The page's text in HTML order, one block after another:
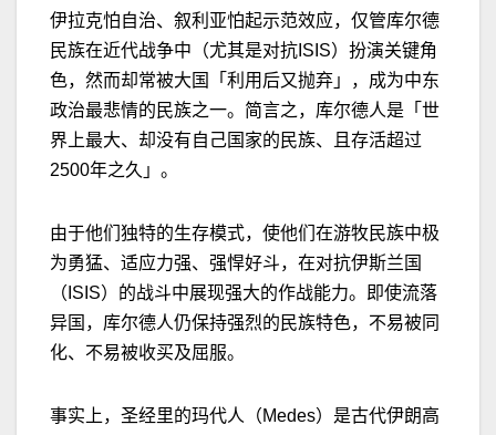
伊拉克怕自治、叙利亚怕起示范效应，仅管库尔德
民族在近代战争中（尤其是对抗 ISIS）扮演关键角
色，然而却常被大国「利用后又抛弃」，成为中东
政治最悲情的民族之一。简言之，库尔德人是「世
界上最大、却没有自己国家的民族、且存活超过
2500年之久」。
由于他们独特的生存模式，使他们在游牧民族中极
为勇猛、适应力强、强悍好斗，在对抗伊斯兰国
（ ISIS）的战斗中展现强大的作战能力。即使流落
异国，库尔德人仍保持强烈的民族特色，不易被同
化、不易被收买及屈服。
事实上，圣经里的玛代人（Medes）是古代伊朗高